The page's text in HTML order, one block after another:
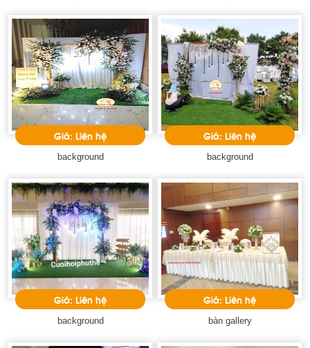
Giá: Liên hệ
background
Giá: Liên hệ
background
Giá: Liên hệ
background
Giá: Liên hệ
bàn gallery